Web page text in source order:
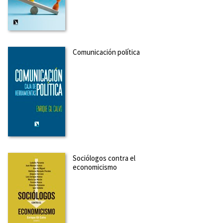
SOBRE PAU MARÍ-KLOSE (ESCRITOR)
Pau Marí-Klose es diputado el congreso de los diputados
2019 dirigió el Alto Comisionado para la lucha contra la
pobreza infantil. Doctor en Sociología en la Universidad
Autónoma de Madrid y máster en la Universidad de Ch...
más sobre el autor
SOBRE VERÓNICA DE MIGUEL LUKEN (ESCRITOR)
Matemáticas (Estadística). Completó su formación con un
postgrado en el estudio de la población y un máster en
métodos aplicados a la investigación social. Ha disfrutado
Ver más sobre el autor
SOBRE ANNA SANMARTÍN ORTÍ (ESCRITOR)
Comunicación política
Sociólogos contra el
economicismo